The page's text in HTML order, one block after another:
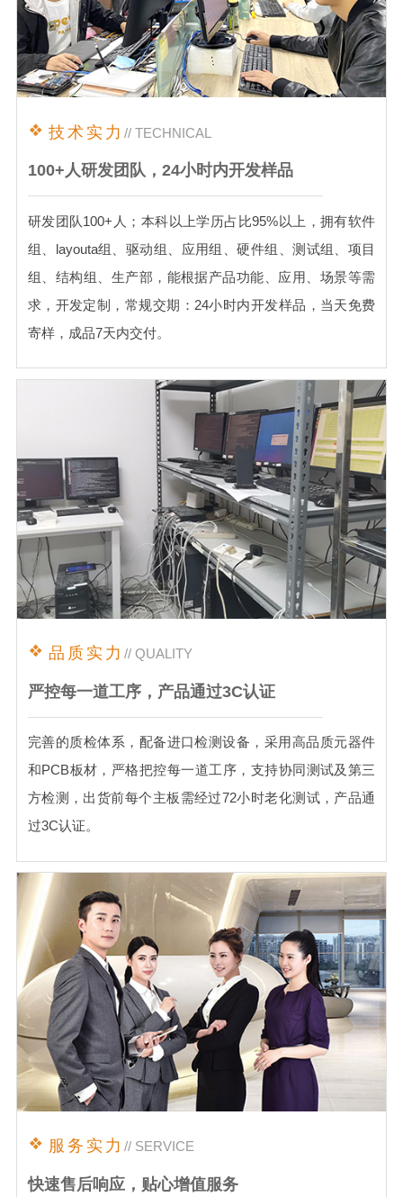
技术实力// TECHNICAL
100+人研发团队，24小时内开发样品
研发团队100+人；本科以上学历占比95%以上，拥有软件
组、layouta组、驱动组、应用组、硬件组、测试组、项目
组、结构组、生产部，能根据产品功能、应用、场景等需
求，开发定制，常规交期：24小时内开发样品，当天免费
寄样，成品7天内交付。
品质实力// QUALITY
严控每一道工序，产品通过3C认证
完善的质检体系，配备进口检测设备，采用高品质元器件
和PCB板材，严格把控每一道工序，支持协同测试及第三
方检测，出货前每个主板需经过72小时老化测试，产品通
过3C认证。
服务实力// SERVICE
快速售后响应，贴心增值服务